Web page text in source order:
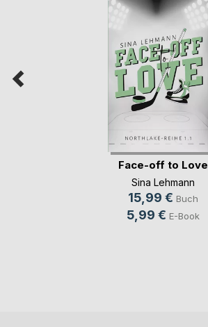
Face-off to Love
Sina Lehmann
15,99 € Buch
5,99 € E-Book